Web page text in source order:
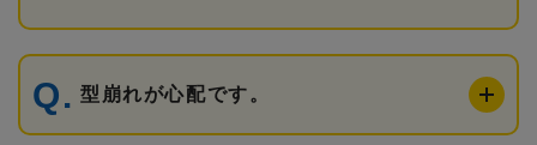
型崩れが心配です。